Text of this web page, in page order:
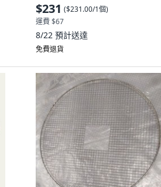
$231 ($231.00/1個)
運費 $67
8/22 預計送達
免費退貨